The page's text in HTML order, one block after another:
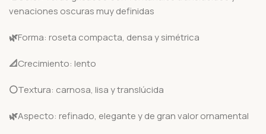
venaciones oscuras muy definidas
🌿Forma: roseta compacta, densa y simétrica
📐Crecimiento: lento
⚪Textura: carnosa, lisa y translúcida
🌿Aspecto: refinado, elegante y de gran valor ornamental